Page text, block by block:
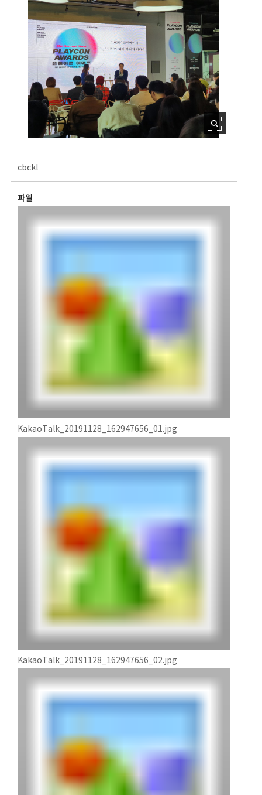
cbckl
파일
KakaoTalk_20191128_162947656_01.jpg
KakaoTalk_20191128_162947656_02.jpg